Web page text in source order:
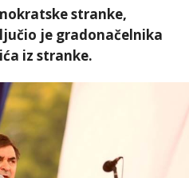
stranke,
je gradonačelnika
iz stranke.